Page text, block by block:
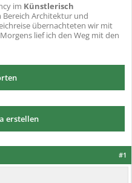
im Künstlerisch
Bereich Architektur und
übernachteten wir mit
lief ich den Weg mit den
erstellen
#1